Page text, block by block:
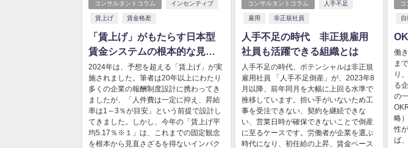
コンサルタントコラム インセンティブ
賃上げ 賃金格差
「賃上げ」がもたらす日本型
賃金システムの根本的な見直
し
2024年は、予想を超える「賃上げ」が実
施されました。筆者は20年以上にわたり
多くの企業の報酬制度設計に携わってき
ましたが、「人件費は一定に抑え、昇給
率は1～3％が目安」という前提で設計し
てきました。しかし、今年の「賃上げ平
均5.17％※１」は、これまでの固定観念
を根本から見直さざるを得ないインパク
コンサルタントコラム 人手不足
雇用 非正規社員
人手不足の時代 非正規雇用
社員も活躍できる組織とは
人手不足の時代、ポテンシャルは非正規
雇用社員 「人手不足倒産」が、2023年8
月以降、前年同月を大幅に上回る水準で
推移しています。担い手がいないため工
事を受注できない、契約を継続できな
い、営業日時が確保できないことで倒産
に至るケースです。労働者が企業を選ぶ
時代になり、初任給の上昇、賃金ベース
コ
自
働
ま
り
る
の
略
性
ば、